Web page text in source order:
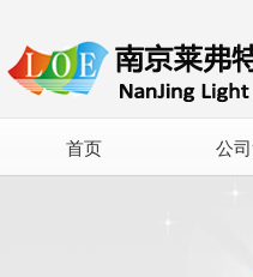
首页 公